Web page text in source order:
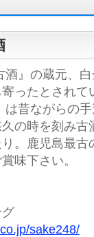
』の蔵元、
ったとされて
は昔ながらの
の時を刻み古
。鹿児島最古
味下さい。
sake248/